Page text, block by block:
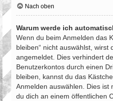
Nach oben
Warum werde ich
Wenn du beim Anmelden das
bleiben“ nicht auswählst, wirst
angemeldet. Dies verhindert
Benutzerkontos durch einen
bleiben, kannst du das
Anmelden auswählen. Dies ist
du dich an einem öffentlichen